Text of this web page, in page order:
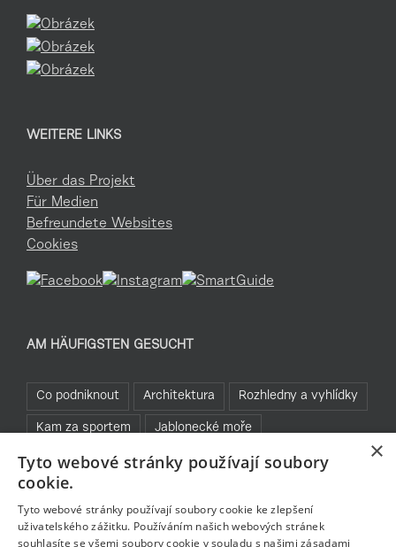
WEITERE LINKS
Über das Projekt
Für Medien
Befreundete Websites
Cookies
AM HÄUFIGSTEN GESUCHT
Co podniknout Architektura Rozhledny a vyhlídky
Kam za sportem Jablonecké moře
Praktické informace Cyklistika Běžky
Bez bariér
×
Tyto webové stránky používají soubory
cookie.
Tyto webové stránky používají soubory cookie ke zlepšení
uživatelského zážitku. Používáním našich webových stránek
souhlasíte se všemi soubory cookie v souladu s našimi zásadami